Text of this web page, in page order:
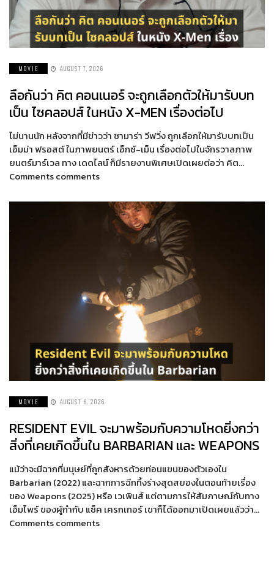
MOVIE AUGUST 7, 2026
ลือกันว่า คิต คอนเนอร์ จะถูกเลือกตัวให้มารับบท
เป็น ไซคลอปส์ ในหนัง X-MEN เรื่องต่อไป
ไม่นานนัก หลังจากที่มีข่าวว่า ซามาร่า วีฟวิ่ง ถูกเลือกให้มารับบทเป็น
เอ็มม่า ฟรอสต์ ในภาพยนตร์ เอ็กซ์-เม็น เรื่องต่อไปในจักรวาลภาพ
ยนตร์มาร์เวล ทาง เดดไลน์ ก็มีรายงานพิเศษเปิดเผยต่อว่า คิต…
Comments comments
MOVIE AUGUST 6, 2026
RESIDENT EVIL จะมาพร้อมกับความโหดยิ่งกว่า
สิ่งที่เคยเกิดขึ้นใน BARBARIAN และ WEAPONS
แม้ว่าจะมีฉากที่มนุษย์ที่ถูกสังหารด้วยท่อนแขนของตัวเองใน
Barbarian (2022) และฉากการฉีกทึ้งร่างสุดสยองในตอนท้ายเรื่อง
ของ Weapons (2025) หรือ เวเพินส์ แต่ตามการให้สัมภาษณ์กับทาง
เอ็มไพร์ ของผู้กำกับ แซ็ค เครกเกอร์ เขาก็ได้ออกมาเปิดเผยแล้วว่า…
Comments comments